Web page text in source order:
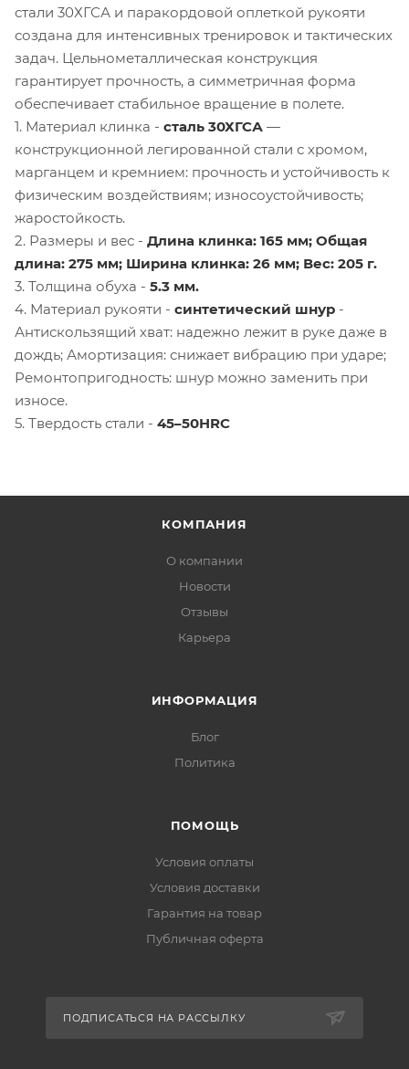
стали 30ХГСА и паракордовой оплеткой рукояти
создана для интенсивных тренировок и тактических
задач. Цельнометаллическая конструкция
гарантирует прочность, а симметричная форма
обеспечивает стабильное вращение в полете.
1. Материал клинка - сталь 30ХГСА —
конструкционной легированной стали с хромом,
марганцем и кремнием: прочность и устойчивость к
физическим воздействиям; износоустойчивость;
жаростойкость.
2. Размеры и вес - Длина клинка: 165 мм; Общая
длина: 275 мм; Ширина клинка: 26 мм; Вес: 205 г.
3. Толщина обуха - 5.3 мм.
4. Материал рукояти - синтетический шнур -
Антискользящий хват: надежно лежит в руке даже в
дождь; Амортизация: снижает вибрацию при ударе;
Ремонтопригодность: шнур можно заменить при
износе.
5. Твердость стали - 45–50HRC
КОМПАНИЯ
О компании
Новости
Отзывы
Карьера
ИНФОРМАЦИЯ
Блог
Политика
ПОМОЩЬ
Условия оплаты
Условия доставки
Гарантия на товар
Публичная оферта
ПОДПИСАТЬСЯ НА РАССЫЛКУ